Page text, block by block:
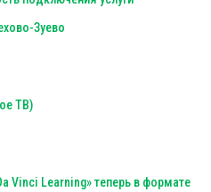
Зуево
ТВ)
Vinci Learning» теперь в формате